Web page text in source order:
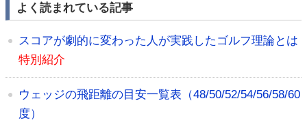
よく読まれている記事
スコアが劇的に変わった人が実践したゴルフ理論とは
特別紹介
ウェッジの飛距離の目安一覧表（48/50/52/54/56/58/60
度）